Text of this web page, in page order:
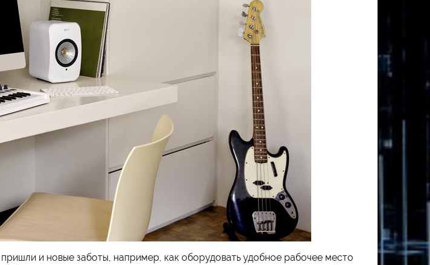
и новые заботы, например, как оборудовать удобное рабочее место